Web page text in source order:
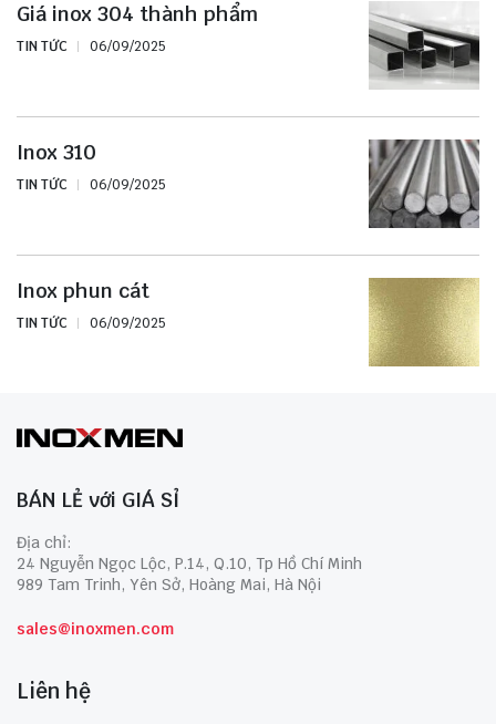
Giá inox 304 thành phẩm
TIN TỨC 06/09/2025
Inox 310
TIN TỨC 06/09/2025
Inox phun cát
TIN TỨC 06/09/2025
BÁN LẺ với GIÁ SỈ
Địa chỉ:
24 Nguyễn Ngọc Lộc, P.14, Q.10, Tp Hồ Chí Minh
989 Tam Trinh, Yên Sở, Hoàng Mai, Hà Nội
sales@inoxmen.com
Liên hệ